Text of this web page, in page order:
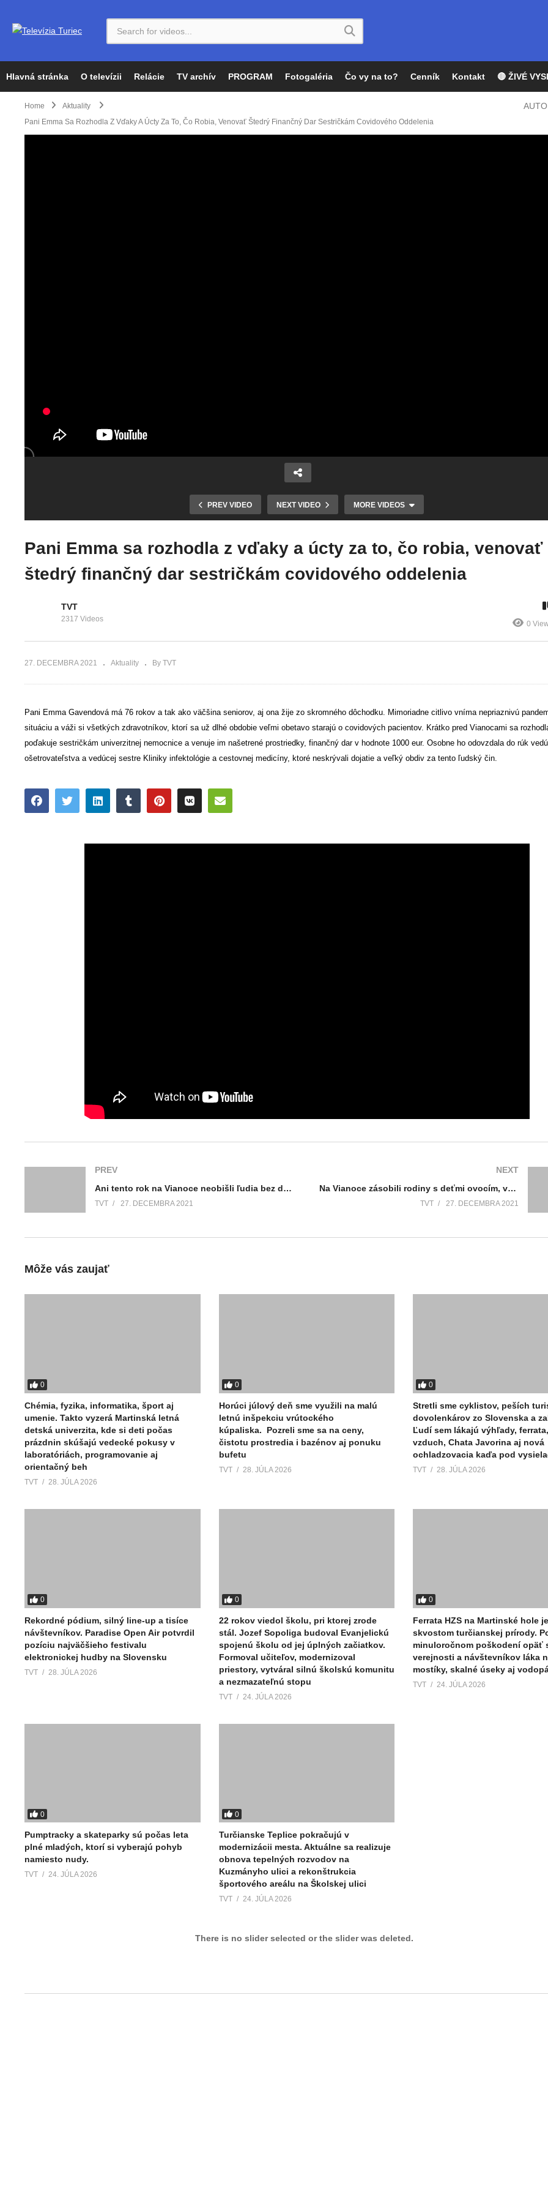
Hlavná stránka O televízii Relácie TV archív PROGRAM Fotogaléria Čo vy na to? Cenník Kontakt 🔴 ŽIVÉ
Home
Aktuality
Pani Emma Sa Rozhodla Z Vďaky A Úcty Za To, Čo Robia, Venovať Štedrý Finančný Dar Sestričkám Covidového Oddelenia
PREV VIDEO NEXT VIDEO MORE VIDEOS
prístupová cesta.
Plánuje sa aj malý
park
zmestí do krabice
od topánok?
Vianocami potešili
a dojali darčeky
od detí
situácie, keď
musia opäť
Dobrí ľudia ich v
tom nenechávajú
samých
si vychutnávajú
čaro
vyzdobených ulíc
Pani Emma sa rozhodla z vďaky a úcty za to, čo robia, venovať
štedrý finančný dar sestričkám covidového oddelenia
TVT
2317 Videos
0
27. DECEMBRA 2021 Aktuality By TVT
Pani Emma Gavendová má 76 rokov a tak ako väčšina seniorov, aj ona žije zo skromného dôchodku. Mimoriadne citlivo vníma nepriaznivú
situáciu a váži si všetkých zdravotníkov, ktorí sa už dlhé obdobie veľmi obetavo starajú o covidových pacientov. Krátko pred Vianocami sa
poďakuje sestrič kám univerzitnej nemocnice a venuje im našetrené prostriedky, finančný dar v hodnote 1000 eur. Osobne ho odovzdala do rúk
ošetrovateľstva a vedúcej sestre Kliniky infektológie a cestovnej medicíny, ktoré neskrývali dojatie a veľký obdiv za tento ľudský čin.
PREV
Ani tento rok na Vianoce neobišli ľudia bez domova v našom meste naprázdno
TVT 27. DECEMBRA 2021
NEXT
Na Vianoce zásobili rodiny s deťmi ovocím, voňavým chlebíkom, ale aj darčekovou poukážkou
TVT 27. DECEMBRA 2021
Môže vás zaujať
0
Chémia, fyzika, informatika, šport aj
umenie. Takto vyzerá Martinská letná
detská univerzita, kde si deti počas
prázdnin skúšajú vedecké pokusy v
laboratóriách, programovanie aj
orientačný beh
TVT 28. JÚLA 2026
0
Horúci júlový deň sme využili na malú
letnú inšpekciu vrútockého
kúpaliska. Pozreli sme sa na ceny,
čistotu prostredia i bazénov aj ponuku
bufetu
TVT 28. JÚLA 2026
0
Stretli sme cyklistov, peších
dovolenkárov zo Slovenska a
Ľudí sem lákajú výhľady,
vzduch, Chata Javorina aj nová
ochladzovacia kaďa pod
TVT 28. JÚLA 2026
0
Rekordné pódium, silný line-up a tisíce
návštevníkov. Paradise Open Air potvrdil
pozíciu najväčšieho festivalu
elektronickej hudby na Slovensku
TVT 28. JÚLA 2026
0
22 rokov viedol školu, pri ktorej zrode
stál. Jozef Sopoliga budoval Evanjelickú
spojenú školu od jej úplných začiatkov.
Formoval učiteľov, modernizoval
priestory, vytváral silnú školskú komunitu
a nezmazateľnú stopu
TVT 24. JÚLA 2026
0
Ferrata HZS na Martinské hole je
skvostom turčianskej prírody.
minuloročnom poškodení opäť
verejnosti a návštevníkov láka
mostíky, skalné úseky aj
TVT 24. JÚLA 2026
0
Pumptracky a skateparky sú počas leta
plné mladých, ktorí si vyberajú pohyb
namiesto nudy.
TVT 24. JÚLA 2026
0
Turčianske Teplice pokračujú v
modernizácii mesta. Aktuálne sa realizuje
obnova tepelných rozvodov na
Kuzmányho ulici a rekonštrukcia
športového areálu na Školskej ulici
TVT 24. JÚLA 2026
There is no slider selected or the slider was deleted.